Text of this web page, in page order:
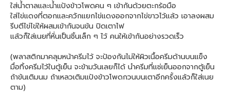
ใส่น้ำตาลและน้ำแป้งข้าวโพดคน ๆ เข้ากันด้วยตะกร้อมือ
ใส่ไข่แดงที่ตอกและควักแยกไข่แดงออกจากไข่ขาวไว้แล้ว เอาลงผสม
รีบตีไข่ไข่ให้ผสมเข้ากันจนข้น ปิดเตาไฟ
แล้วก็ใส่เนยที่หั่นเป็นชิ้นเล็ก ๆ ไว้ คนให้เข้ากันอย่างรวดเร็ว
(พลาสติกมาคลุมหน้าครีมไว้ จะป้องกันไม่ให้ผิวเนื้อครีมด้านบนแข็ง
มื่อทิ้งครีมไว้ในตู้เย็น จะข้ามวันเลยก็ได้ นำครีมที่แช่เย็นออกจากตู้เย็น
ถ้าข้นเติมนม ถ้าเหลวเติมแป้งข้าวโพดกวนบนเตาอีกครั้งแล้วก็ใส่เนย
ตาม)